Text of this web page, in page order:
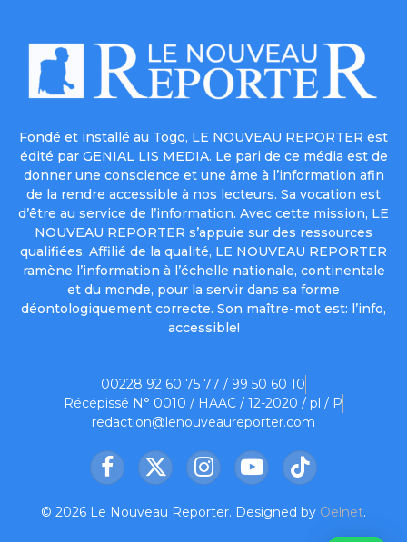
Fondé et installé au Togo, LE NOUVEAU REPORTER est
édité par GENIAL LIS MEDIA. Le pari de ce média est de
donner une conscience et une âme à l’information afin
de la rendre accessible à nos lecteurs. Sa vocation est
d’être au service de l’information. Avec cette mission, LE
NOUVEAU REPORTER s’appuie sur des ressources
qualifiées. Affilié de la qualité, LE NOUVEAU REPORTER
ramène l’information à l’échelle nationale, continentale
et du monde, pour la servir dans sa forme
déontologiquement correcte. Son maître-mot est: l’info,
accessible!
00228 92 60 75 77 / 99 50 60 10
Récépissé N° 0010 / HAAC / 12-2020 / pl / P
redaction@lenouveaureporter.com
Facebook
X
InstagramYouTubeTikTok
© 2026 Le Nouveau Reporter. Designed by Oelnet.